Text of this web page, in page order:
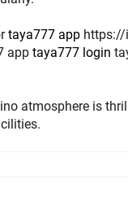
taya777 app
app taya777 login
is thrilling